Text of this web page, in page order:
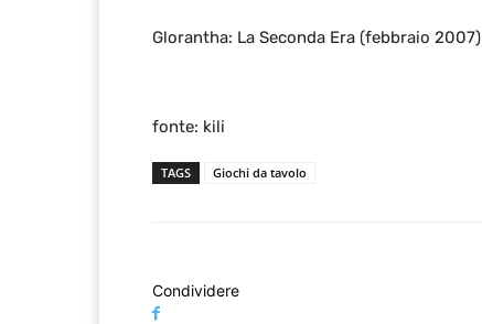
Glorantha: La Seconda Era (febbraio 2007)
fonte: kili
TAGS Giochi da tavolo
Condividere